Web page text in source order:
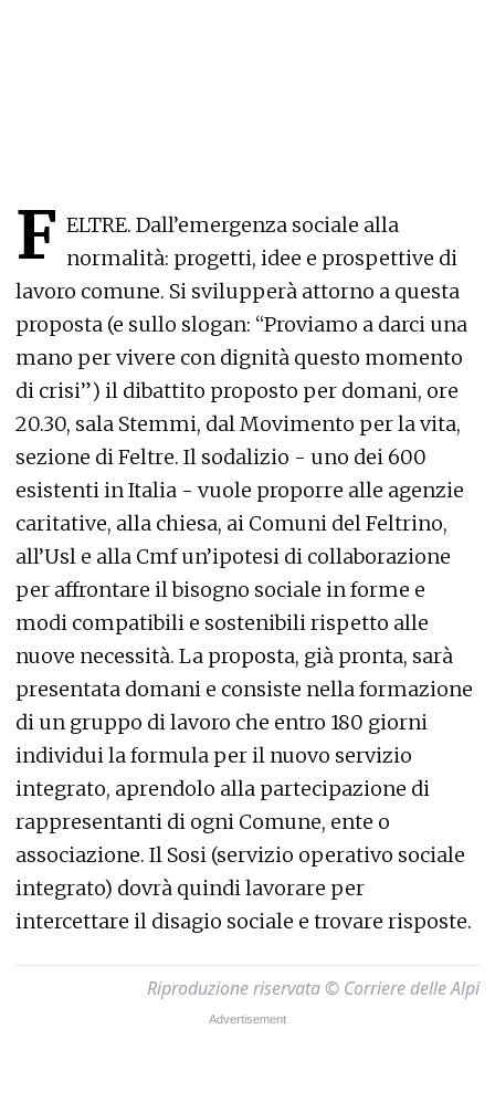
F ELTRE. Dall’emergenza sociale alla
normalità: progetti, idee e prospettive di
lavoro comune. Si svilupperà attorno a questa
proposta (e sullo slogan: “Proviamo a darci una
mano per vivere con dignità questo momento
di crisi”) il dibattito proposto per domani, ore
20.30, sala Stemmi, dal Movimento per la vita,
sezione di Feltre. Il sodalizio - uno dei 600
esistenti in Italia - vuole proporre alle agenzie
caritative, alla chiesa, ai Comuni del Feltrino,
all’Usl e alla Cmf un’ipotesi di collaborazione
per affrontare il bisogno sociale in forme e
modi compatibili e sostenibili rispetto alle
nuove necessità. La proposta, già pronta, sarà
presentata domani e consiste nella formazione
di un gruppo di lavoro che entro 180 giorni
individui la formula per il nuovo servizio
integrato, aprendolo alla partecipazione di
rappresentanti di ogni Comune, ente o
associazione. Il Sosi (servizio operativo sociale
integrato) dovrà quindi lavorare per
intercettare il disagio sociale e trovare risposte.
Riproduzione riservata © Corriere delle Alpi